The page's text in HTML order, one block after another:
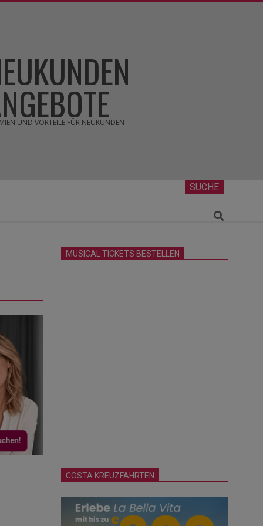
UND VORTEILE FÜR NEUKUNDEN
SUCHE
Search
MUSICAL TICKETS BESTELLEN
COSTA KREUZFAHRTEN